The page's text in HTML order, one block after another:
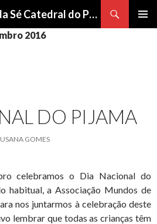
Centro Social da Sé Catedral do Porto
2016
DO PIJAMA
GOMES
celebramos o Dia Nacional do
habitual, a Associação Mundos de
nos juntarmos à celebração deste
lembrar que todas as crianças têm